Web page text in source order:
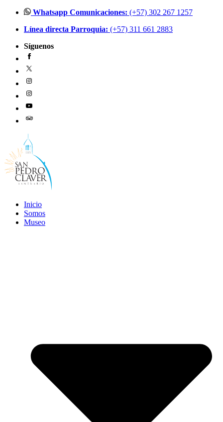
contenido
Whatsapp Comunicaciones: (+57) 302 267 1257
Línea directa Parroquia: (+57) 311 661 2883
Síguenos
Inicio
Somos
Museo